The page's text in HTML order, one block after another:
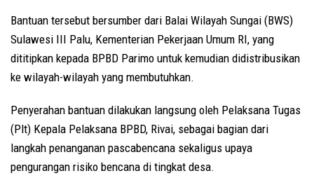
Bantuan tersebut bersumber dari Balai Wilayah Sungai (BWS)
Sulawesi III Palu, Kementerian Pekerjaan Umum RI, yang
dititipkan kepada BPBD Parimo untuk kemudian didistribusikan
ke wilayah-wilayah yang membutuhkan.
Penyerahan bantuan dilakukan langsung oleh Pelaksana Tugas
(Plt) Kepala Pelaksana BPBD, Rivai, sebagai bagian dari
langkah penanganan pascabencana sekaligus upaya
pengurangan risiko bencana di tingkat desa.